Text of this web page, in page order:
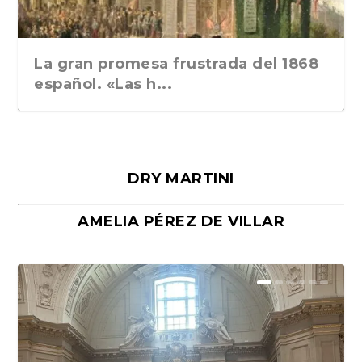
La gran promesa frustrada del 1868
español. «Las h...
Málaga, verso en azul, de Rafael
Porras y Salvador...
«La cocina hebrea. Alimentación
del pueblo judío e...
DRY MARTINI
AMELIA PÉREZ DE VILLAR